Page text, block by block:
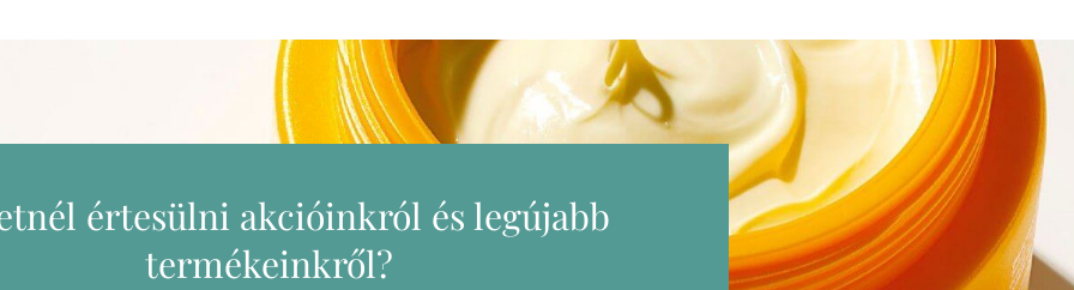
értesülni akcióinkról és legújabb
termékeinkről?